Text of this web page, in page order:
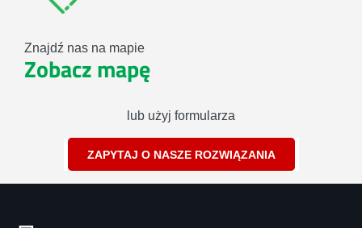
Znajdź nas na mapie
Zobacz mapę
lub użyj formularza
ZAPYTAJ O NASZE ROZWIĄZANIA